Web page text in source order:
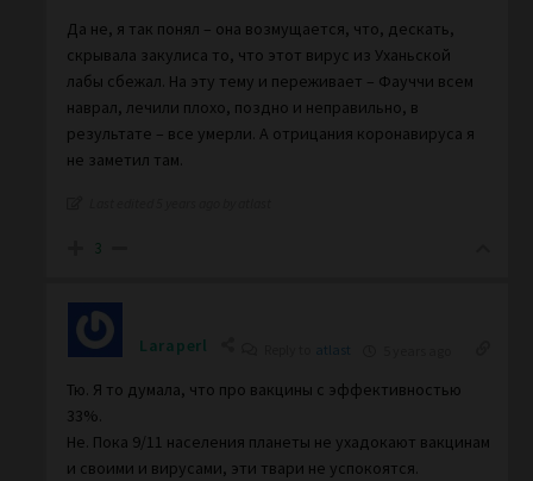
Да не, я так понял – она возмущается, что, дескать,
скрывала закулиса то, что этот вирус из Уханьской
лабы сбежал. На эту тему и переживает – Фауччи всем
наврал, лечили плохо, поздно и неправильно, в
результате – все умерли. А отрицания коронавируса я
не заметил там.
3
Laraperl atlast
Тю. Я то думала, что про вакцины с эффективностью
33%.
Не. Пока 9/11 населения планеты не ухадокают вакцинам
и своими и вирусами, эти твари не успокоятся.